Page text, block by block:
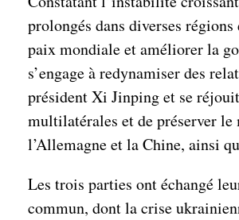
prolongés dans diverses
paix mondiale et améliorer la
s’engage à redynamiser des
président Xi Jinping et se
multilatérales et de préserver
l’Allemagne et la Chine, ainsi
Les trois parties ont échangé
commun, dont la crise